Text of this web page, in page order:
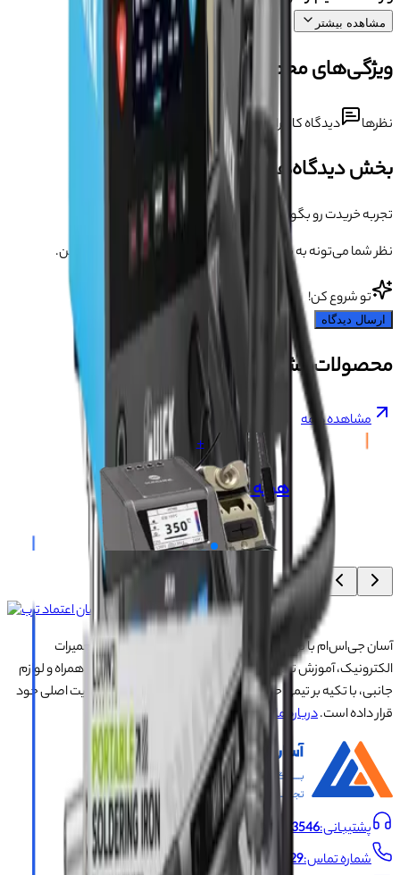
مشاهده بیشتر
ویژگی‌های محصول
نظرها دیدگاه کاربران درباره این محصول
بخش دیدگاه‌ها
تجربه خریدت رو بگو 💬
نظر شما می‌تونه به بقیه کمک کنه انتخاب مطمئن‌تری داشته باشن.
تو شروع کن!
ارسال دیدگاه
محصولات مشابه
مشاهده همه
+
هویه SUNSHINE H3 210
۲۰٬۷۰۰٬۰۰۰تومان
آسان جی‌اس‌ام با نزدیک به ۲۰ سال تجربه در تأمین تجهیزات تعمیرات
الکترونیک، آموزش تخصصی موبایل و ارائه خدمات تعمیر تلفن همراه و لوازم
جانبی، با تکیه بر تیمی حرفه‌ای، رضایت و اعتماد مشتریان را اولویت اصلی خود
قرار داده است.درباره ما
پشتیبانی:09191493546
شماره تماس:021-66704429